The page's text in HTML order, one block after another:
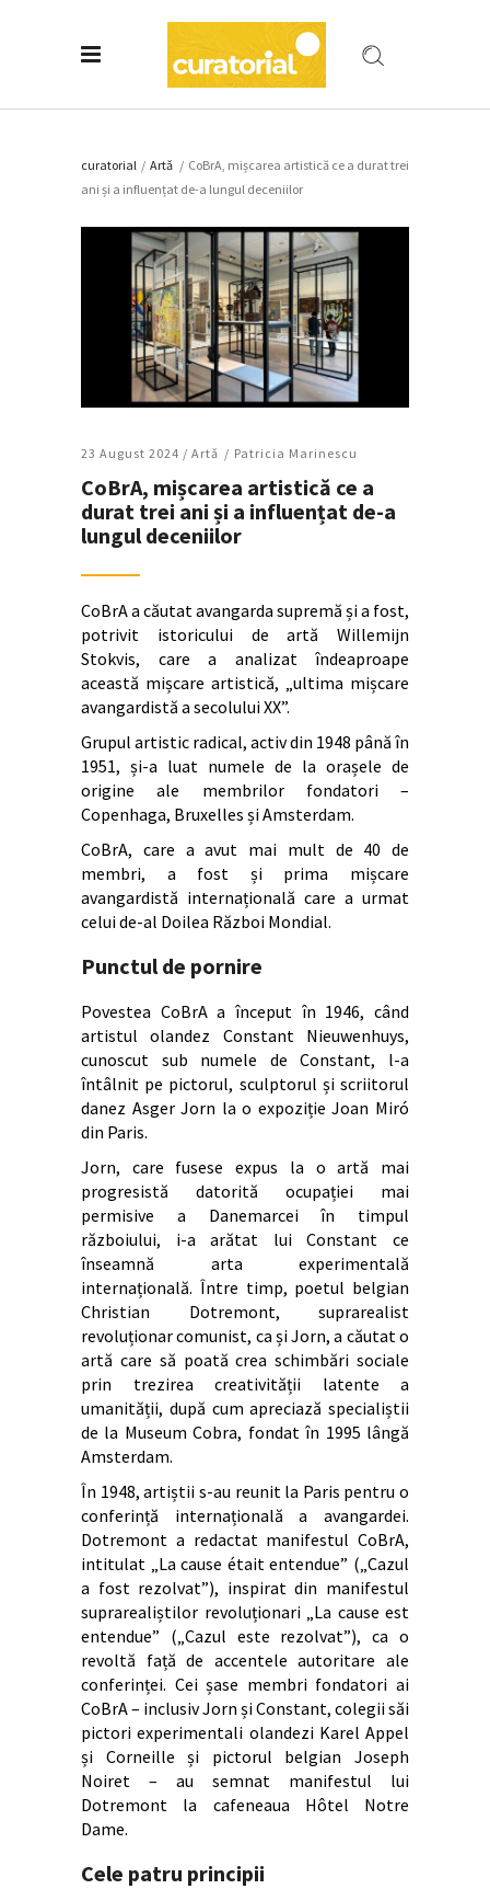
curatorial / Artǎ / CoBrA, mișcarea artistică ce a durat trei
ani și a influențat de-a lungul deceniilor
23 August 2024 / Artǎ Patricia Marinescu
CoBrA, mișcarea artistică ce a
durat trei ani și a influențat de-a
lungul deceniilor
CoBrA a căutat avangarda supremă și a fost,
potrivit istoricului de artă Willemijn
Stokvis, care a analizat îndeaproape
această mișcare artistică, „ultima mișcare
avangardistă a secolului XX”.
Grupul artistic radical, activ din 1948 până în
1951, și-a luat numele de la orașele de
origine ale membrilor fondatori –
Copenhaga, Bruxelles și Amsterdam.
CoBrA, care a avut mai mult de 40 de
membri, a fost și prima mișcare
avangardistă internațională care a urmat
celui de-al Doilea Război Mondial.
Punctul de pornire
Povestea CoBrA a început în 1946, când
artistul olandez Constant Nieuwenhuys,
cunoscut sub numele de Constant, l-a
întâlnit pe pictorul, sculptorul și scriitorul
danez Asger Jorn la o expoziție Joan Miró
din Paris.
Jorn, care fusese expus la o artă mai
progresistă datorită ocupației mai
permisive a Danemarcei în timpul
războiului, i-a arătat lui Constant ce
înseamnă arta experimentală
internațională. Între timp, poetul belgian
Christian Dotremont, suprarealist
revoluționar comunist, ca și Jorn, a căutat o
artă care să poată crea schimbări sociale
prin trezirea creativității latente a
umanității, după cum apreciază specialiștii
de la Museum Cobra, fondat în 1995 lângă
Amsterdam.
În 1948, artiștii s-au reunit la Paris pentru o
conferință internațională a avangardei.
Dotremont a redactat manifestul CoBrA,
intitulat „La cause était entendue” („Cazul
a fost rezolvat”), inspirat din manifestul
suprarealiștilor revoluționari „La cause est
entendue” („Cazul este rezolvat”), ca o
revoltă față de accentele autoritare ale
conferinței. Cei șase membri fondatori ai
CoBrA – inclusiv Jorn și Constant, colegii săi
pictori experimentali olandezi Karel Appel
și Corneille și pictorul belgian Joseph
Noiret – au semnat manifestul lui
Dotremont la cafeneaua Hôtel Notre
Dame.
Cele patru principii